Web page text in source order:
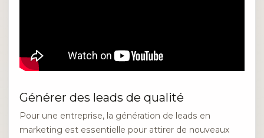
Générer des leads de qualité
Pour une entreprise, la génération de leads en
marketing est essentielle pour attirer de nouveaux